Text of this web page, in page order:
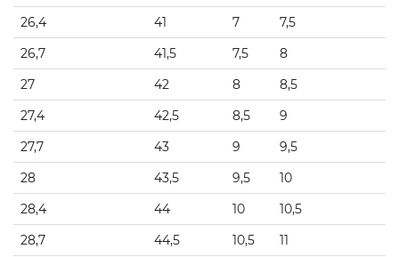
26,4
41 7
7,5
26,7
41,5 7,5
8
27
42 8
8,5
27,4
42,5 8,5
9
27,7
43 9
9,5
28
43,5 9,5
10
28,4
44 10
10,5
28,7
44,5 10,5
11